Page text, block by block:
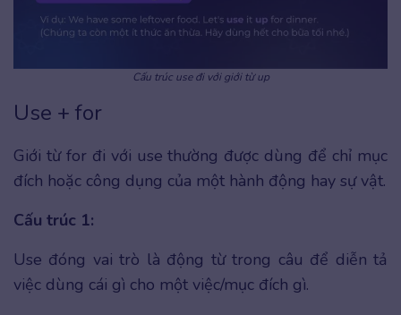
Cấu trúc use đi với giới từ up
Use + for
Giới từ for đi với use thường được dùng để chỉ mục
đích hoặc công dụng của một hành động hay sự vật.
Cấu trúc 1:
Use đóng vai trò là động từ trong câu để diễn tả
việc dùng cái gì cho một việc/mục đích gì.